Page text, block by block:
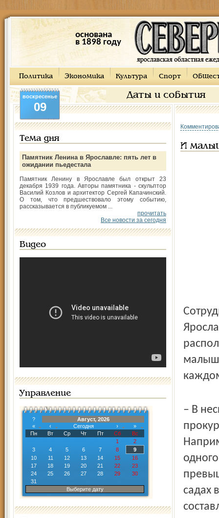
основана
в 1898 году
Политика Экономика Культура Спорт
Даты и события
воскресенье
09
Тема дня
Памятник Ленина в Ярославле: пять лет в
ожидании пьедестала
Памятник Ленину в Ярославле был открыт 23
декабря 1939 года. Авторы памятника - скульптор
Василий Козлов и архитектор Сергей Капачинский.
О том, что предшествовало этому событию,
рассказывается в публикуемом ...
прочитать
Все новости за сегодня
Видео
Управление
?
Август, 2026
«
‹ Сегодня ›
»
Пн
Вт Ср Чт Пт Сб
Вс
1
2
3
4 5 6 7 8
9
10
11 12 13 14 15
16
17
18 19 20 21 22
23
24
25 26 27 28 29
30
31
Выберите дату
И
– В
садах